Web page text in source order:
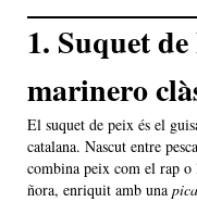
1. Suquet
marinero
El suquet de peix és el
catalana. Nascut entre
combina peix com el rap o
ñora, enriquit amb una